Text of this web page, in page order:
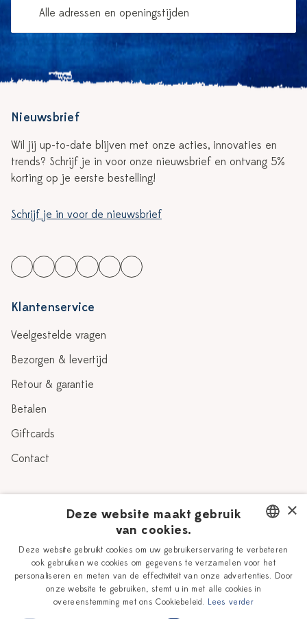
Alle adressen en openingstijden
Nieuwsbrief
Wil jij up-to-date blijven met onze acties, innovaties en
trends? Schrijf je in voor onze nieuwsbrief en ontvang 5%
korting op je eerste bestelling!
Schrijf je in voor de nieuwsbrief
Klantenservice
Veelgestelde vragen
Bezorgen & levertijd
Retour & garantie
Betalen
Giftcards
Contact
Verhaal
Onze plateelschilders
Delfts Blauw
Workshops
Vacatures
Zakelijk
DUTCH
ENGLISH
×
Deze website maakt gebruik
van cookies.
Deze website gebruikt cookies om uw gebruikerservaring te verbeteren
ook gebruiken we cookies om gegevens te verzamelen voor het
personaliseren en meten van de effectiviteit van onze advertenties. Door
onze website te gebruiken, stemt u in met alle cookies in
overeenstemming met ons Cookiebeleid. Lees verder